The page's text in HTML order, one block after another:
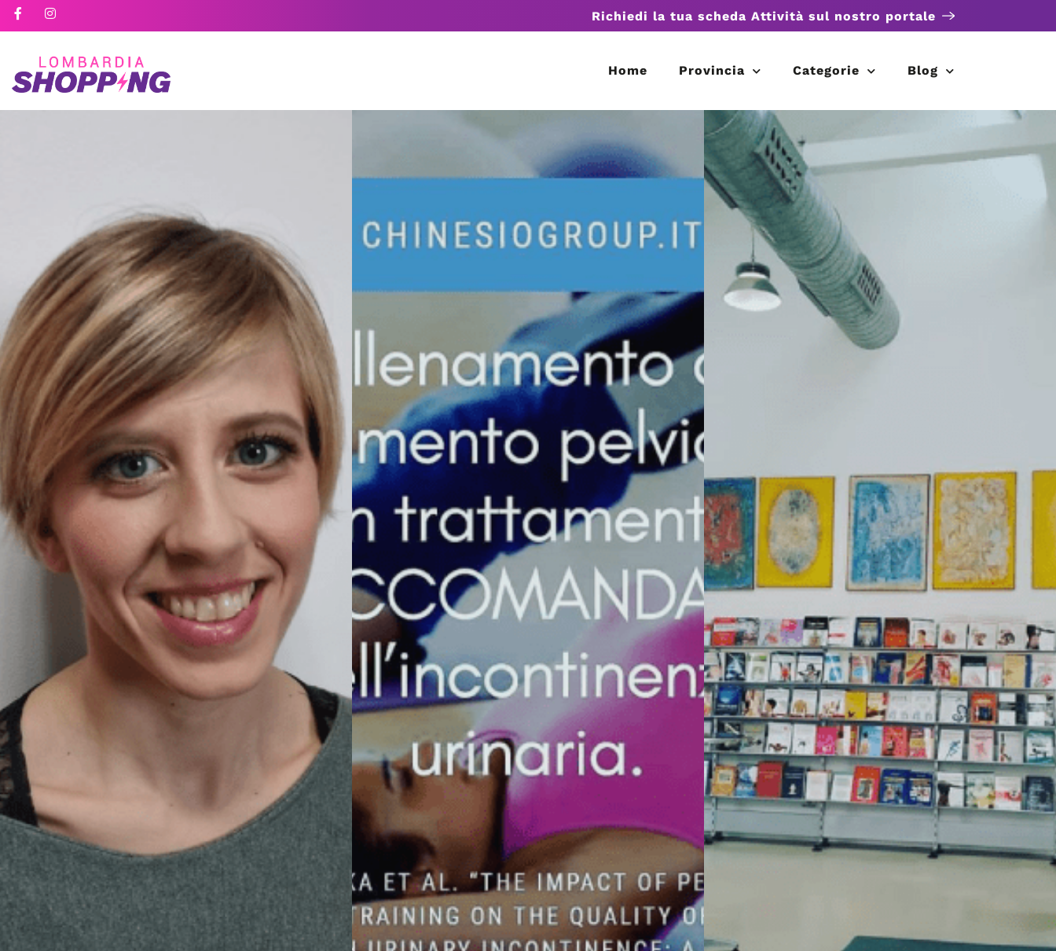
Richiedi la tua scheda Attività sul nostro portale
Home Provincia Categorie Blog